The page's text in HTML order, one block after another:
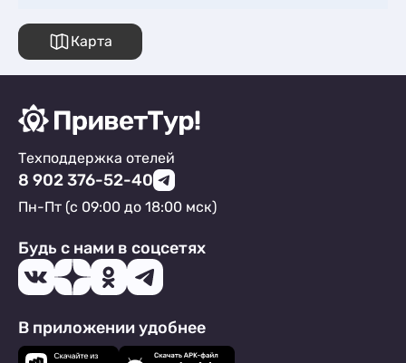
Карта
Техподдержка отелей
8 902 376-52-40
Пн-Пт (с 09:00 до 18:00 мск)
Будь с нами в соцсетях
В приложении удобнее